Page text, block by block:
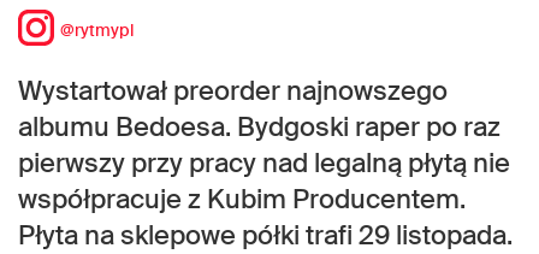
@rytmypl
Wystartował preorder najnowszego
albumu Bedoesa. Bydgoski raper po raz
pierwszy przy pracy nad legalną płytą nie
współpracuje z Kubim Producentem.
Płyta na sklepowe półki trafi 29 listopada.